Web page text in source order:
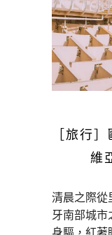
［旅行
維
清晨之際從
牙南部城
身驅，紅著